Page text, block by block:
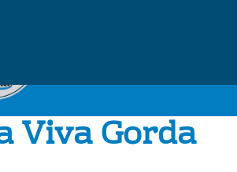
Viva Gorda